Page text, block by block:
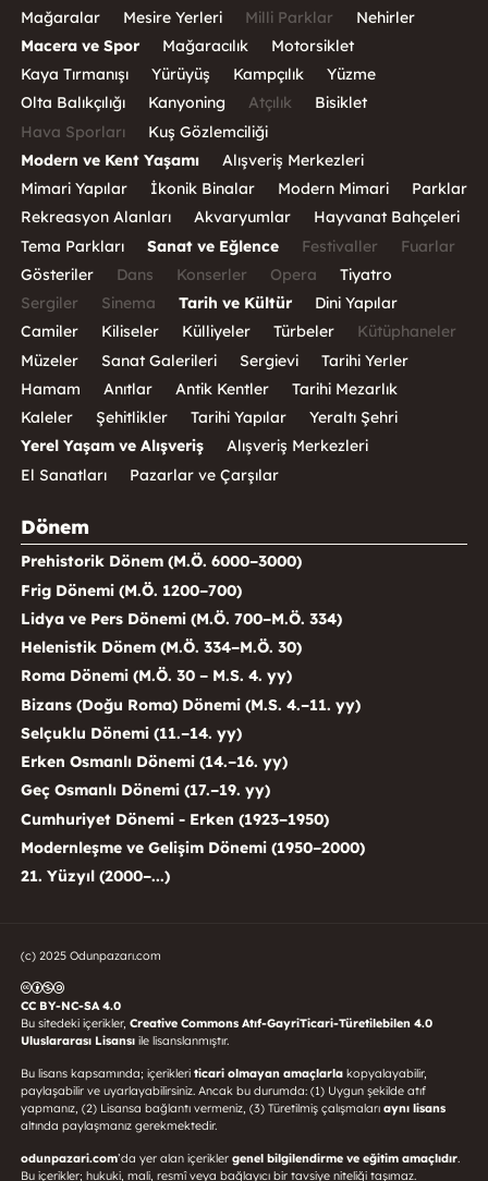
Mağaralar
Mesire Yerleri Milli Parklar
Nehirler
Macera ve Spor
Mağaracılık
Motorsiklet
Kaya Tırmanışı
Yürüyüş Kampçılık
Yüzme
Olta Balıkçılığı
Kanyoning Atçılık
Bisiklet
Hava Sporları
Kuş Gözlemciliği
Modern ve Kent Yaşamı
Alışveriş Merkezleri
Mimari Yapılar
İkonik Binalar Modern Mimari
Parklar
Rekreasyon Alanları
Akvaryumlar
Hayvanat Bahçeleri
Tema Parkları
Sanat ve Eğlence Festivaller
Fuarlar
Gösteriler
Dans Konserler Opera
Tiyatro
Sergiler
Sinema Tarih ve Kültür
Dini Yapılar
Camiler
Kiliseler Külliyeler Türbeler
Kütüphaneler
Müzeler
Sanat Galerileri Sergievi
Tarihi Yerler
Hamam
Anıtlar Antik Kentler
Tarihi Mezarlık
Kaleler
Şehitlikler Tarihi Yapılar
Yeraltı Şehri
Yerel Yaşam ve Alışveriş
Alışveriş Merkezleri
El Sanatları
Pazarlar ve Çarşılar
Dönem
Prehistorik Dönem (M.Ö. 6000–3000)
Frig Dönemi (M.Ö. 1200–700)
Lidya ve Pers Dönemi (M.Ö. 700–M.Ö. 334)
Helenistik Dönem (M.Ö. 334–M.Ö. 30)
Roma Dönemi (M.Ö. 30 – M.S. 4. yy)
Bizans (Doğu Roma) Dönemi (M.S. 4.–11. yy)
Selçuklu Dönemi (11.–14. yy)
Erken Osmanlı Dönemi (14.–16. yy)
Geç Osmanlı Dönemi (17.–19. yy)
Cumhuriyet Dönemi - Erken (1923–1950)
Modernleşme ve Gelişim Dönemi (1950–2000)
21. Yüzyıl (2000–...)
(c) 2025 Odunpazarı.com
CC BY-NC-SA 4.0
Bu sitedeki içerikler, Creative Commons Atıf-GayriTicari-Türetilebilen 4.0
Uluslararası Lisansı ile lisanslanmıştır.
Bu lisans kapsamında; içerikleri ticari olmayan amaçlarlakopyalayabilir,
paylaşabilir ve uyarlayabilirsiniz. Ancak bu durumda: (1) Uygun şekilde atıf
yapmanız, (2) Lisansa bağlantı vermeniz, (3) Türetilmiş çalışmaları aynı lisans
altında paylaşmanız gerekmektedir.
odunpazari.com’da yer alan içerikler genel bilgilendirme ve eğitim amaçlıdır.
Bu içerikler; hukuki, mali, resmî veya bağlayıcı bir tavsiye niteliği taşımaz.